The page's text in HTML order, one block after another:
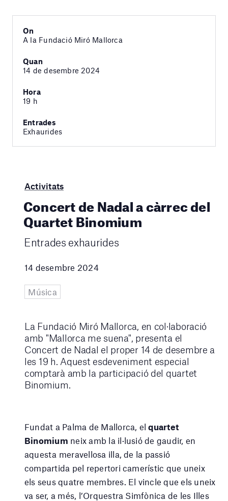
On
A la Fundació Miró Mallorca
Quan
14 de desembre 2024
Hora
19 h
Entrades
Exhaurides
Activitats
Concert de Nadal a càrrec del
Quartet Binomium
Entrades exhaurides
14 desembre 2024
Música
La Fundació Miró Mallorca, en col·laboració
amb "Mallorca me suena", presenta el
Concert de Nadal el proper 14 de desembre a
les 19 h. Aquest esdeveniment especial
comptarà amb la participació del quartet
Binomium.
Fundat a Palma de Mallorca, elquartet
Binomium neix amb la il·lusió de gaudir, en
aquesta meravellosa illa, de la passió
compartida pel repertori camerístic que uneix
els seus quatre membres. El vincle que els uneix
va ser, a més, l’Orquestra Simfònica de les Illes